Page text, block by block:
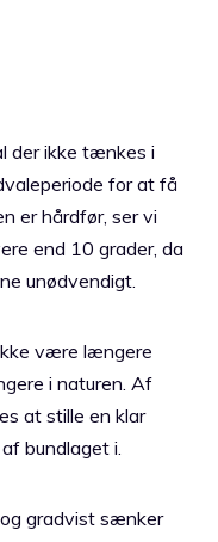
der ikke tænkes i
for at få
er hårdfør, ser vi
end 10 grader, da
unødvendigt.
være længere
i naturen. Af
at stille en klar
bundlaget i.
gradvist sænker